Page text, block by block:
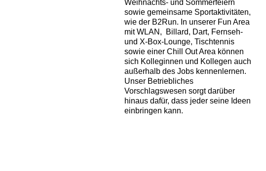
Weihnachts- und Sommerfeiern
sowie gemeinsame Sportaktivitäten,
wie der B2Run. In unserer Fun Area
mit WLAN, Billard, Dart, Fernseh-
und X-Box-Lounge, Tischtennis
sowie einer Chill Out Area können
sich Kolleginnen und Kollegen auch
außerhalb des Jobs kennenlernen.
Unser Betriebliches
Vorschlagswesen sorgt darüber
hinaus dafür, dass jeder seine Ideen
einbringen kann.